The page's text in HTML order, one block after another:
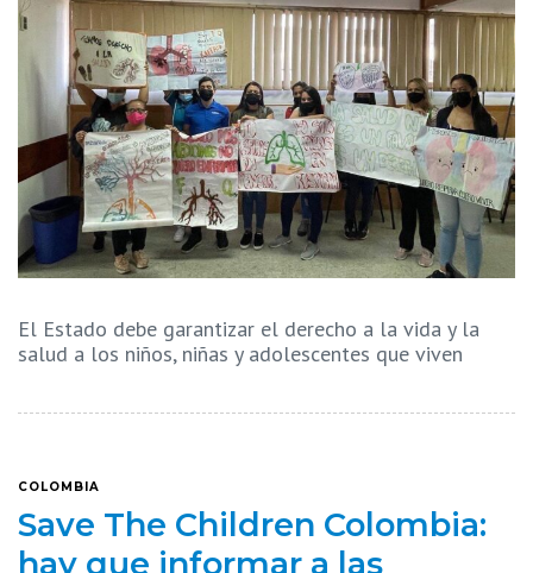
El Estado debe garantizar el derecho a la vida y la
salud a los niños, niñas y adolescentes que viven
COLOMBIA
Save The Children Colombia:
hay que informar a las